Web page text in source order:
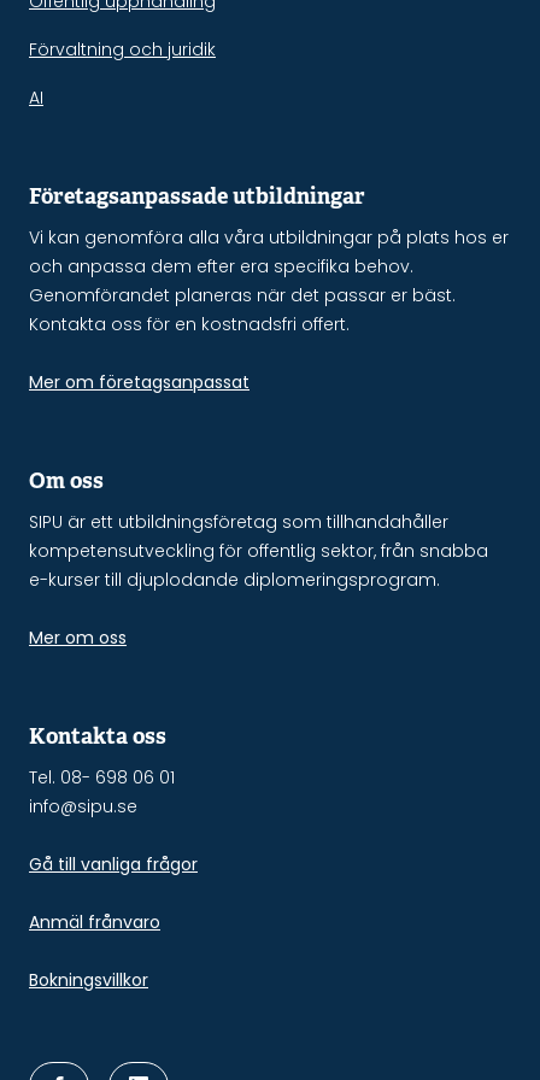
Förvaltning och juridik
AI
Företagsanpassade utbildningar
Vi kan genomföra alla våra utbildningar på plats hos er
och anpassa dem efter era specifika behov.
Genomförandet planeras när det passar er bäst.
Kontakta oss för en kostnadsfri offert.
Mer om företagsanpassat
Om oss
SIPU är ett utbildningsföretag som tillhandahåller
kompetensutveckling för offentlig sektor, från snabba
e-kurser till djuplodande diplomeringsprogram.
Mer om oss
Kontakta oss
Tel. 08- 698 06 01
info@sipu.se
Gå till vanliga frågor
Anmäl frånvaro
Bokningsvillkor